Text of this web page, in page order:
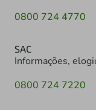
0800 724 4770
SAC
Informações,
0800 724 7220